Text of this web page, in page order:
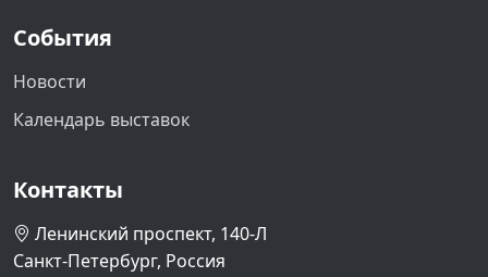
События
Новости
Календарь выставок
Контакты
Ленинский проспект, 140-Л
Санкт-Петербург, Россия